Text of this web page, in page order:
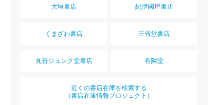
大垣書店 紀伊國屋書店
くまざわ書店 三省堂書店
丸善ジュンク堂書店 有隣堂
近くの書店在庫を検索する
（書店在庫情報プロジェクト）